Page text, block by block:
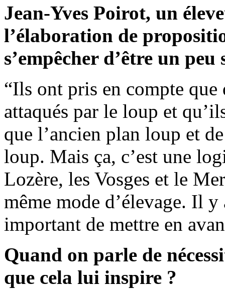
Jean-Yves Poirot, un
l’élaboration de
s’empêcher d’être un peu
“Ils ont pris en compte que
attaqués par le loup et
que l’ancien plan loup et
loup. Mais ça, c’est une
Lozère, les Vosges et le
même mode d’élevage. Il
important de mettre en
Quand on parle de
que cela lui inspire ?